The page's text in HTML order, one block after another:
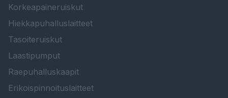
Korkeapaineruiskut
Hiekkapuhalluslaitteet
Tasoiteruiskut
Laastipumput
Raepuhalluskaapit
Erikoispinnoituslaitteet